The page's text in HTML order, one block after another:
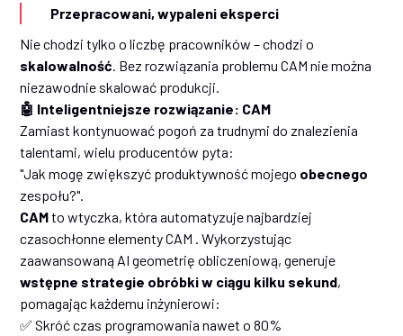
Przepracowani, wypaleni eksperci
Nie chodzi tylko o liczbę pracowników – chodzi o
skalowalność . Bez rozwiązania problemu CAM nie można
niezawodnie skalować produkcji.
🤖 Inteligentniejsze rozwiązanie: CAM
Zamiast kontynuować pogoń za trudnymi do znalezienia
talentami, wielu producentów pyta:
"Jak mogę zwiększyć produktywność mojego obecnego
zespołu?".
CAMto wtyczka, która automatyzuje najbardziej
czasochłonne elementy CAM . Wykorzystując
zaawansowaną AI geometrię obliczeniową, generuje
wstępne strategie obróbki w ciągu kilku sekund,
pomagając każdemu inżynierowi:
✅ Skróć czas programowania nawet o 80%